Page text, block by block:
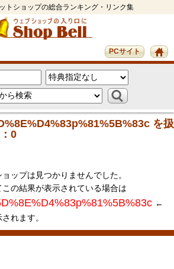
トショップの総合ランキング・リンク集
PCサイト
を扱
0
ップは見つかりませんでした。
の結果が表示されている場合は
←
れます。